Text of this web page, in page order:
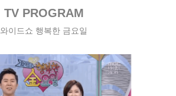
TV PROGRAM
와이드쇼 행복한 금요일